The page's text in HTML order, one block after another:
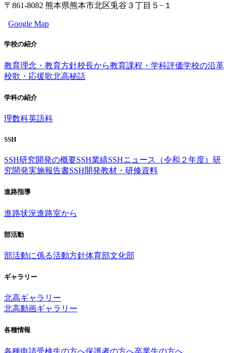
〒861-8082 熊本県熊本市北区兎谷３丁目５−１
Google Map
学校の紹介
教育理念・教育方針校長から教育課程・学科評価学校の沿革
校歌・応援歌北高秘話
学科の紹介
理数科英語科
SSH
SSH研究開発の概要SSH業績SSHニュース（令和２年度） 研
究開発実施報告書SSH開発教材・研修資料
進路指導
進路状況進路室から
部活動
部活動に係る活動方針体育部文化部
ギャラリー
北高ギャラリー
北高動画ギャラリー
各種情報
各種申請受検生の方へ保護者の方へ卒業生の方へ